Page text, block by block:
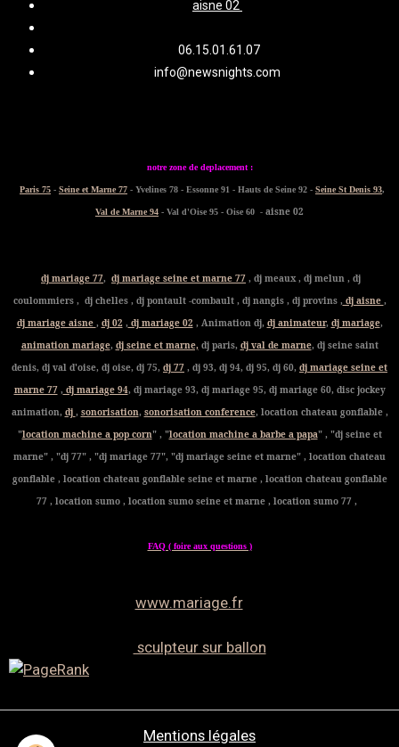
aisne 02
06.15.01.61.07
info@newsnights.com
notre zone de deplacement :
Paris 75 - Seine et Marne 77 - Yvelines 78 - Essonne 91 - Hauts de Seine 92 - Seine St Denis 93,
Val de Marne 94 - Val d'Oise 95 - Oise 60 - aisne 02
dj mariage 77, dj mariage seine et marne 77 , dj meaux , dj melun , dj
coulommiers , dj chelles , dj pontault -combault , dj nangis , dj provins ,dj aisne ,
dj mariage aisne , dj 02 ,dj mariage 02 , Animation dj, dj animateur, dj mariage,
animation mariage, dj seine et marne,dj paris, dj val de marne, dj seine saint
denis, dj val d'oise, dj oise, dj 75, dj 77 , dj 93, dj 94, dj 95, dj 60, dj mariage seine et
marne 77,dj mariage 94, dj mariage 93, dj mariage 95, dj mariage 60, disc jockey
animation, dj , sonorisation, sonorisation conference, location chateau gonflable ,
"location machine a pop corn" , "location machine a barbe a papa" , "dj seine et
marne" , "dj 77" , "dj mariage 77", "dj mariage seine et marne" , location chateau
gonflable , location chateau gonflable seine et marne , location chateau gonflable
77 , location sumo , location sumo seine et marne , location sumo 77 ,
FAQ ( foire aux questions )
www.mariage.fr
sculpteur sur ballon
Mentions légales